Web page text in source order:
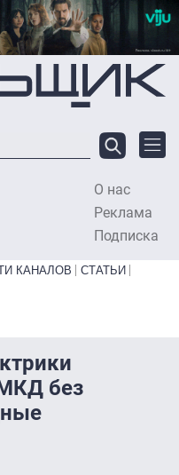
О нас
Реклама
Подписка
КАНАЛОВ
СТАТЬИ
без